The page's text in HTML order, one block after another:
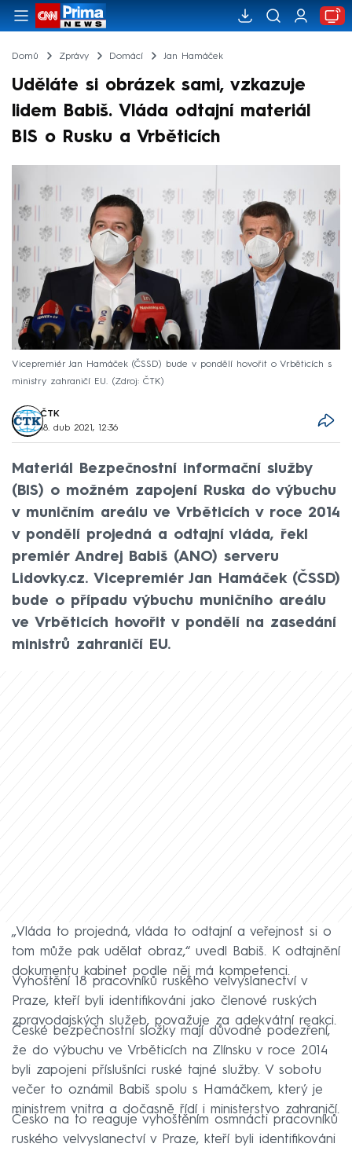
Domů Zprávy Domácí Jan Hamáček
Uděláte si obrázek sami, vzkazuje
lidem Babiš. Vláda odtajní materiál
BIS o Rusku a Vrběticích
Vicepremiér Jan Hamáček (ČSSD) bude v pondělí hovořit o Vrběticích s
ministry zahraničí EU.
Zdroj: ČTK
ČTK
18. dub 2021, 12:36
Materiál Bezpečnostní informační služby
(BIS) o možném zapojení Ruska do výbuchu
v muničním areálu ve Vrběticích v roce 2014
v pondělí projedná a odtajní vláda, řekl
premiér Andrej Babiš (ANO) serveru
Lidovky.cz. Vicepremiér Jan Hamáček (ČSSD)
bude o případu výbuchu muničního areálu
ve Vrběticích hovořit v pondělí na zasedání
ministrů zahraničí EU.
„Vláda to projedná, vláda to odtajní a veřejnost si o
tom může pak udělat obraz,“ uvedl Babiš. K odtajnění
dokumentu kabinet podle něj má kompetenci.
Vyhoštění 18 pracovníků ruského velvyslanectví v
Praze, kteří byli identifikováni jako členové ruských
zpravodajských služeb, považuje za adekvátní reakci.
České bezpečnostní složky mají důvodné podezření,
že do výbuchu ve Vrběticích na Zlínsku v roce 2014
byli zapojeni příslušníci ruské tajné služby. V sobotu
večer to oznámil Babiš spolu s Hamáčkem, který je
ministrem vnitra a dočasně řídí i ministerstvo zahraničí.
Česko na to reaguje vyhoštěním osmnácti pracovníků
ruského velvyslanectví v Praze, kteří byli identifikováni